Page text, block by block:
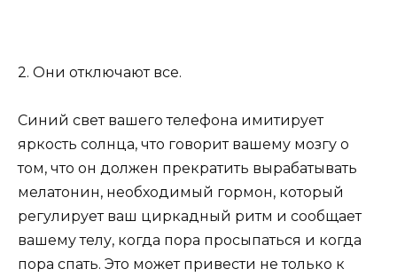
2. Они отключают все.
Синий свет вашего телефона имитирует
яркость солнца, что говорит вашему мозгу о
том, что он должен прекратить вырабатывать
мелатонин, необходимый гормон, который
регулирует ваш циркадный ритм и сообщает
вашему телу, когда пора просыпаться и когда
пора спать. Это может привести не только к